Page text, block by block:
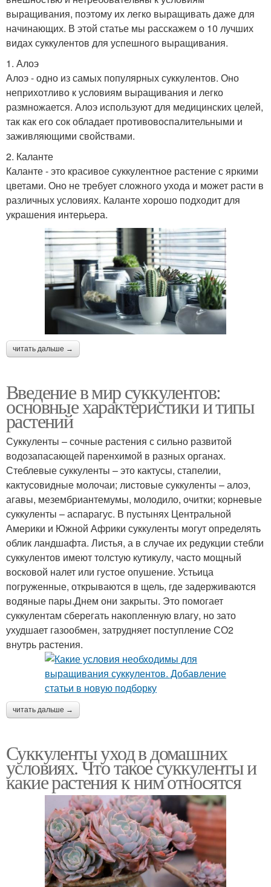
выращивания, поэтому их легко выращивать даже для
начинающих. В этой статье мы расскажем о 10 лучших
видах суккулентов для успешного выращивания.
1. Алоэ
Алоэ - одно из самых популярных суккулентов. Оно
неприхотливо к условиям выращивания и легко
размножается. Алоэ используют для медицинских целей,
так как его сок обладает противовоспалительными и
заживляющими свойствами.
2. Каланте
Каланте - это красивое суккулентное растение с яркими
цветами. Оно не требует сложного ухода и может расти в
различных условиях. Каланте хорошо подходит для
украшения интерьера.
читать дальше →
Введение в мир суккулентов:
основные характеристики и типы
растений
Суккуленты – сочные растения с сильно развитой
водозапасающей паренхимой в разных органах.
Стеблевые суккуленты – это кактусы, стапелии,
кактусовидные молочаи; листовые суккуленты – алоэ,
агавы, мезембриантемумы, молодило, очитки; корневые
суккуленты – аспарагус. В пустынях Центральной
Америки и Южной Африки суккуленты могут определять
облик ландшафта. Листья, а в случае их редукции стебли
суккулентов имеют толстую кутикулу, часто мощный
восковой налет или густое опушение. Устьица
погруженные, открываются в щель, где задерживаются
водяные пары.Днем они закрыты. Это помогает
суккулентам сберегать накопленную влагу, но зато
ухудшает газообмен, затрудняет поступление СО2
внутрь растения.
читать дальше →
Суккуленты уход в домашних
условиях. Что такое суккуленты и
какие растения к ним относятся